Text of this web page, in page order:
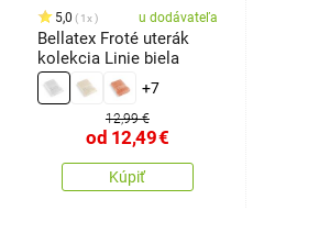
5,0 1x u dodávateľa
Bellatex Froté uterák
kolekcia Linie biela
+7
12,99 €
od 12,49€
Kúpiť